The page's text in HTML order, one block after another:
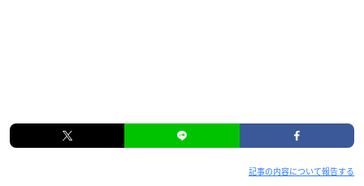
記事の内容について報告する